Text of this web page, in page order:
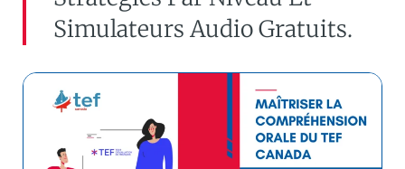
Simulateurs Audio Gratuits.